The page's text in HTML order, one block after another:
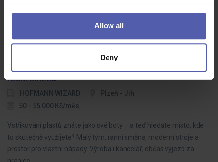
Allow all
Deny
ranní směna
HOFMANN WIZARD
Plzeň - Jih
50 - 55 000 Kč/měs
Vstřikování plastů znáte jako své boty – a teď hledáte místo, kde
to skutečně využijete? Malý tým, ranní směna, moderní stroje a
prostor pro vlastní nápady. Výroba i kancelář, občas výjezd za